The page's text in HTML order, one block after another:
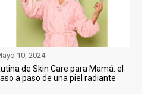
10, 2024
de Skin Care para Mamá: el
a paso de una piel radiante